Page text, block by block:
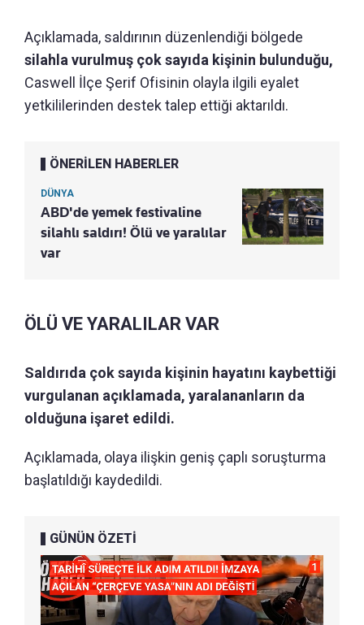
Açıklamada, saldırının düzenlendiği bölgede
silahla vurulmuş çok sayıda kişinin bulunduğu,
Caswell İlçe Şerif Ofisinin olayla ilgili eyalet
yetkililerinden destek talep ettiği aktarıldı.
ÖNERİLEN HABERLER
DÜNYA
ABD'de yemek festivaline
silahlı saldırı! Ölü ve yaralılar
var
ÖLÜ VE YARALILAR VAR
Saldırıda çok sayıda kişinin hayatını kaybettiği
vurgulanan açıklamada, yaralananların da
olduğuna işaret edildi.
Açıklamada, olaya ilişkin geniş çaplı soruşturma
başlatıldığı kaydedildi.
GÜNÜN ÖZETİ